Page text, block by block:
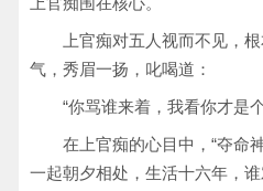
上官痴对五人视而不见，
气，秀眉一扬，叱喝道：
“你骂谁来着，我看你才是
在上官痴的心目中，“夺命
一起朝夕相处，生活十六年，